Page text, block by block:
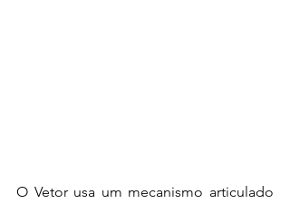
O Vetor usa um mecanismo articulado